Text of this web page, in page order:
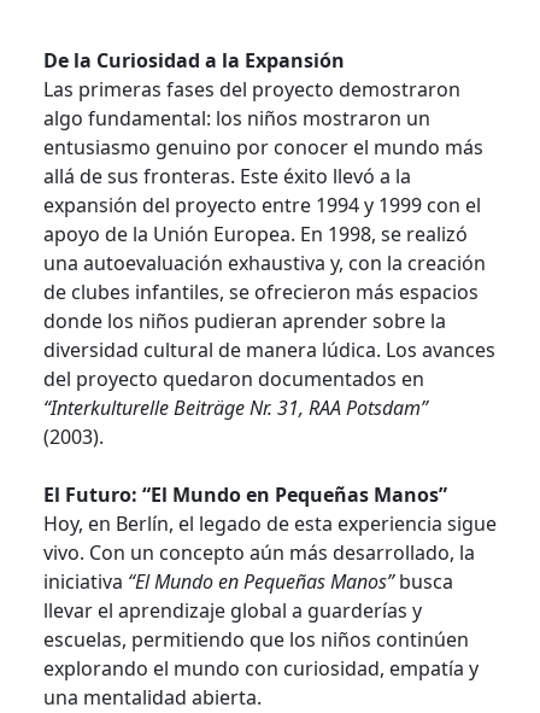
De la Curiosidad a la Expansión
Las primeras fases del proyecto demostraron
algo fundamental: los niños mostraron un
entusiasmo genuino por conocer el mundo más
allá de sus fronteras. Este éxito llevó a la
expansión del proyecto entre 1994 y 1999 con el
apoyo de la Unión Europea. En 1998, se realizó
una autoevaluación exhaustiva y, con la creación
de clubes infantiles, se ofrecieron más espacios
donde los niños pudieran aprender sobre la
diversidad cultural de manera lúdica. Los avances
del proyecto quedaron documentados en
“Interkulturelle Beiträge Nr. 31, RAA Potsdam”
(2003).
El Futuro: “El Mundo en Pequeñas Manos”
Hoy, en Berlín, el legado de esta experiencia sigue
vivo. Con un concepto aún más desarrollado, la
iniciativa “El Mundo en Pequeñas Manos”busca
llevar el aprendizaje global a guarderías y
escuelas, permitiendo que los niños continúen
explorando el mundo con curiosidad, empatía y
una mentalidad abierta.